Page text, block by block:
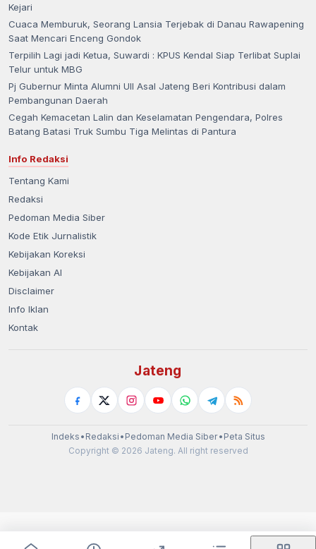
Kejari
Cuaca Memburuk, Seorang Lansia Terjebak di Danau Rawapening
Saat Mencari Enceng Gondok
Terpilih Lagi jadi Ketua, Suwardi : KPUS Kendal Siap Terlibat Suplai
Telur untuk MBG
Pj Gubernur Minta Alumni UII Asal Jateng Beri Kontribusi dalam
Pembangunan Daerah
Cegah Kemacetan Lalin dan Keselamatan Pengendara, Polres
Batang Batasi Truk Sumbu Tiga Melintas di Pantura
Info Redaksi
Tentang Kami
Redaksi
Pedoman Media Siber
Kode Etik Jurnalistik
Kebijakan Koreksi
Kebijakan AI
Disclaimer
Info Iklan
Kontak
Jateng
Indeks • Redaksi • Pedoman Media Siber• Peta Situs
Copyright © 2026 Jateng. All right reserved